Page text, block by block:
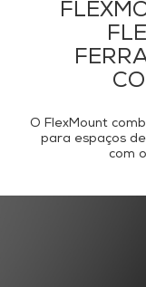
O FlexMount
para espaços
com